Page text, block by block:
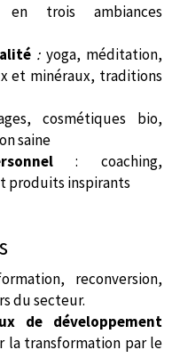
trois ambiances
: yoga, méditation,
et minéraux, traditions
cosmétiques bio,
saine
: coaching,
produits inspirants
reconversion,
du secteur.
de développement
la transformation par le